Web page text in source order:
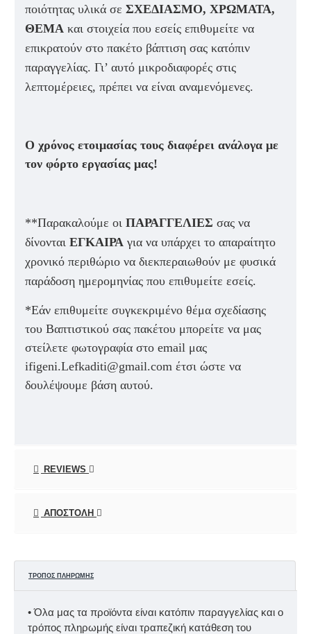
ποιότητας υλικά σε ΣΧΕΔΙΑΣΜΟ, ΧΡΩΜΑΤΑ,
ΘΕΜΑ και στοιχεία που εσείς επιθυμείτε να
επικρατούν στο πακέτο βάπτιση σας κατόπιν
παραγγελίας. Γι’ αυτό μικροδιαφορές στις
λεπτομέρειες, πρέπει να είναι αναμενόμενες.
Ο χρόνος ετοιμασίας τους διαφέρει ανάλογα με
τον φόρτο εργασίας μας!
**Παρακαλούμε οι ΠΑΡΑΓΓΕΛΙΕΣ σας να
δίνονται ΕΓΚΑΙΡΑ για να υπάρχει το απαραίτητο
χρονικό περιθώριο να διεκπεραιωθούν με φυσικά
παράδοση ημερομηνίας που επιθυμείτε εσείς.
*Εάν επιθυμείτε συγκεκριμένο θέμα σχεδίασης
του Βαπτιστικού σας πακέτου μπορείτε να μας
στείλετε φωτογραφία στο email μας
ifigeni.Lefkaditi@gmail.com έτσι ώστε να
δουλέψουμε βάση αυτού.
REVIEWS
ΑΠΟΣΤΟΛΉ
ΤΡΌΠΟΣ ΠΛΗΡΩΜΉΣ
• Όλα μας τα προϊόντα είναι κατόπιν παραγγελίας και ο
τρόπος πληρωμής είναι τραπεζική κατάθεση του